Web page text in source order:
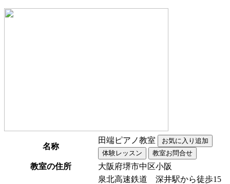
名称
田端ピアノ教室
教室の住所 大阪府堺市中区小阪
泉北高速鉄道 深井駅から徒歩15